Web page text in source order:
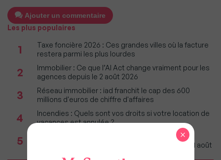
Ajouter un commentaire
Les plus populaires
1
Taxe foncière 2026 : Ces grandes villes où la facture
restera parmi les plus lourdes
2
Immobilier : Ce que l’AI Act change vraiment pour les
agences depuis le 2 août 2026
3
Réseau immobilier : iad franchit le cap des 600
millions d'euros de chiffre d'affaires
4
Incendies : Quels sont vos droits si votre location de
vacances est annulée ?
5
téléphonique fixe les règles applicables dès le 11 août
×